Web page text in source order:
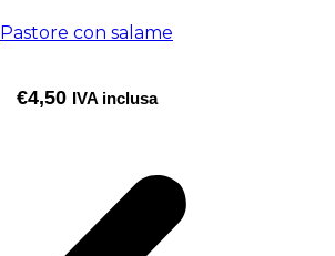
Pastore con salame
€4,50 IVA inclusa